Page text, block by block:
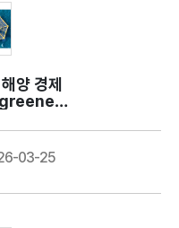
03-25